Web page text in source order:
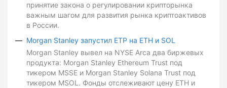
принятие закона о регулировании крипторынка
важным шагом для развития рынка криптоактивов
в России.
Morgan Stanley запустил ETP на ETH и SOL
Morgan Stanley вывел на NYSE Arca два биржевых
продукта: Morgan Stanley Ethereum Trust под
тикером MSSE и Morgan Stanley Solana Trust под
тикером MSOL. Фонды отслеживают цену ETH и